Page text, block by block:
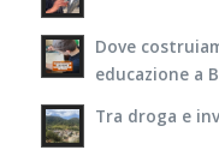
Dove
educazione a
Tra droga e